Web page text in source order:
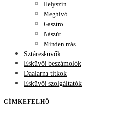
Helyszín
Meghívó
Gasztro
Nászút
Minden más
Sztáresküvők
Esküvői beszámolók
Daalarna titkok
Esküvői szolgáltatók
CÍMKEFELHŐ